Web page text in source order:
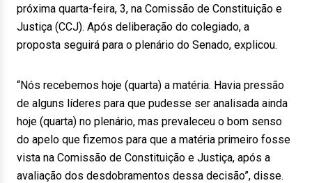
próxima quarta-feira, 3, na Comissão de Constituição e
Justiça (CCJ). Após deliberação do colegiado, a
proposta seguirá para o plenário do Senado, explicou.
“Nós recebemos hoje (quarta) a matéria. Havia pressão
de alguns líderes para que pudesse ser analisada ainda
hoje (quarta) no plenário, mas prevaleceu o bom senso
do apelo que fizemos para que a matéria primeiro fosse
vista na Comissão de Constituição e Justiça, após a
avaliação dos desdobramentos dessa decisão”, disse.